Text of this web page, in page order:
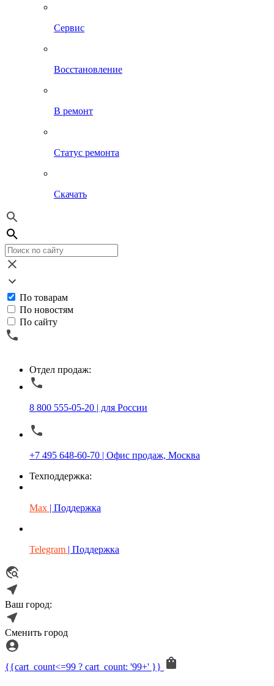
Сервис
Восстановление
В ремонт
Статус ремонта
Скачать
По товарам
По новостям
По сайту
Отдел продаж:
8 800 555-05-20 | для России
+7 495 648-60-70 | Офис продаж, Москва
Техподдержка:
Max | Поддержка
Telegram | Поддержка
Ваш город:
Сменить город
{{cart_count<=99 ? cart_count: '99+' }}